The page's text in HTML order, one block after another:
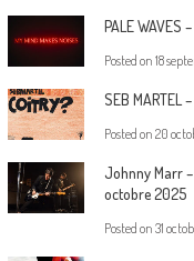
PALE WAVES
Posted on 18
SEB MARTEL
Posted on 20
Johnny Marr –
octobre 2025
Posted on 31